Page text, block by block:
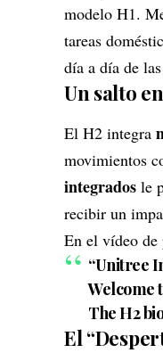
modelo H1.
tareas
día a día de
Un salto
El H2 integra
movimientos
integrados le
recibir un
En el vídeo de
“Unitree
Welcome
The H2
El